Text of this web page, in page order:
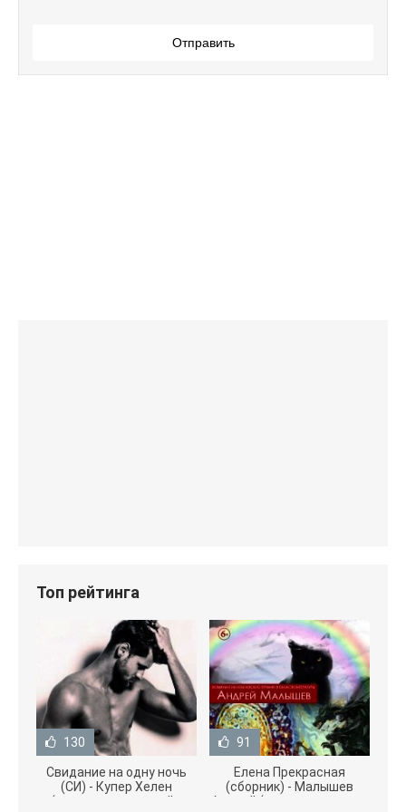
Отправить
Топ рейтинга
130
Свидание на одну ночь
(СИ) - Купер Хелен
(читать книги онлайн
91
Елена Прекрасная
(сборник) - Малышев
Андрей (книги полностью